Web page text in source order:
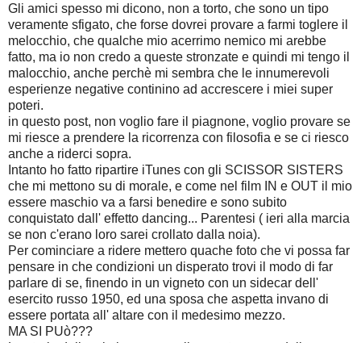
Gli amici spesso mi dicono, non a torto, che sono un tipo
veramente sfigato, che forse dovrei provare a farmi toglere il
melocchio, che qualche mio acerrimo nemico mi arebbe
fatto, ma io non credo a queste stronzate e quindi mi tengo il
malocchio, anche perchè mi sembra che le innumerevoli
esperienze negative continino ad accrescere i miei super
poteri.
in questo post, non voglio fare il piagnone, voglio provare se
mi riesce a prendere la ricorrenza con filosofia e se ci riesco
anche a riderci sopra.
Intanto ho fatto ripartire iTunes con gli SCISSOR SISTERS
che mi mettono su di morale, e come nel film IN e OUT il mio
essere maschio va a farsi benedire e sono subito
conquistato dall' effetto dancing... Parentesi ( ieri alla marcia
se non c'erano loro sarei crollato dalla noia).
Per cominciare a ridere mettero quache foto che vi possa far
pensare in che condizioni un disperato trovi il modo di far
parlare di se, finendo in un vigneto con un sidecar dell'
esercito russo 1950, ed una sposa che aspetta invano di
essere portata all' altare con il medesimo mezzo.
MA SI PUò???